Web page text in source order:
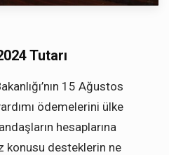
Tutarı
15 Ağustos
ödemelerini ülke
hesaplarına
konusu desteklerin ne